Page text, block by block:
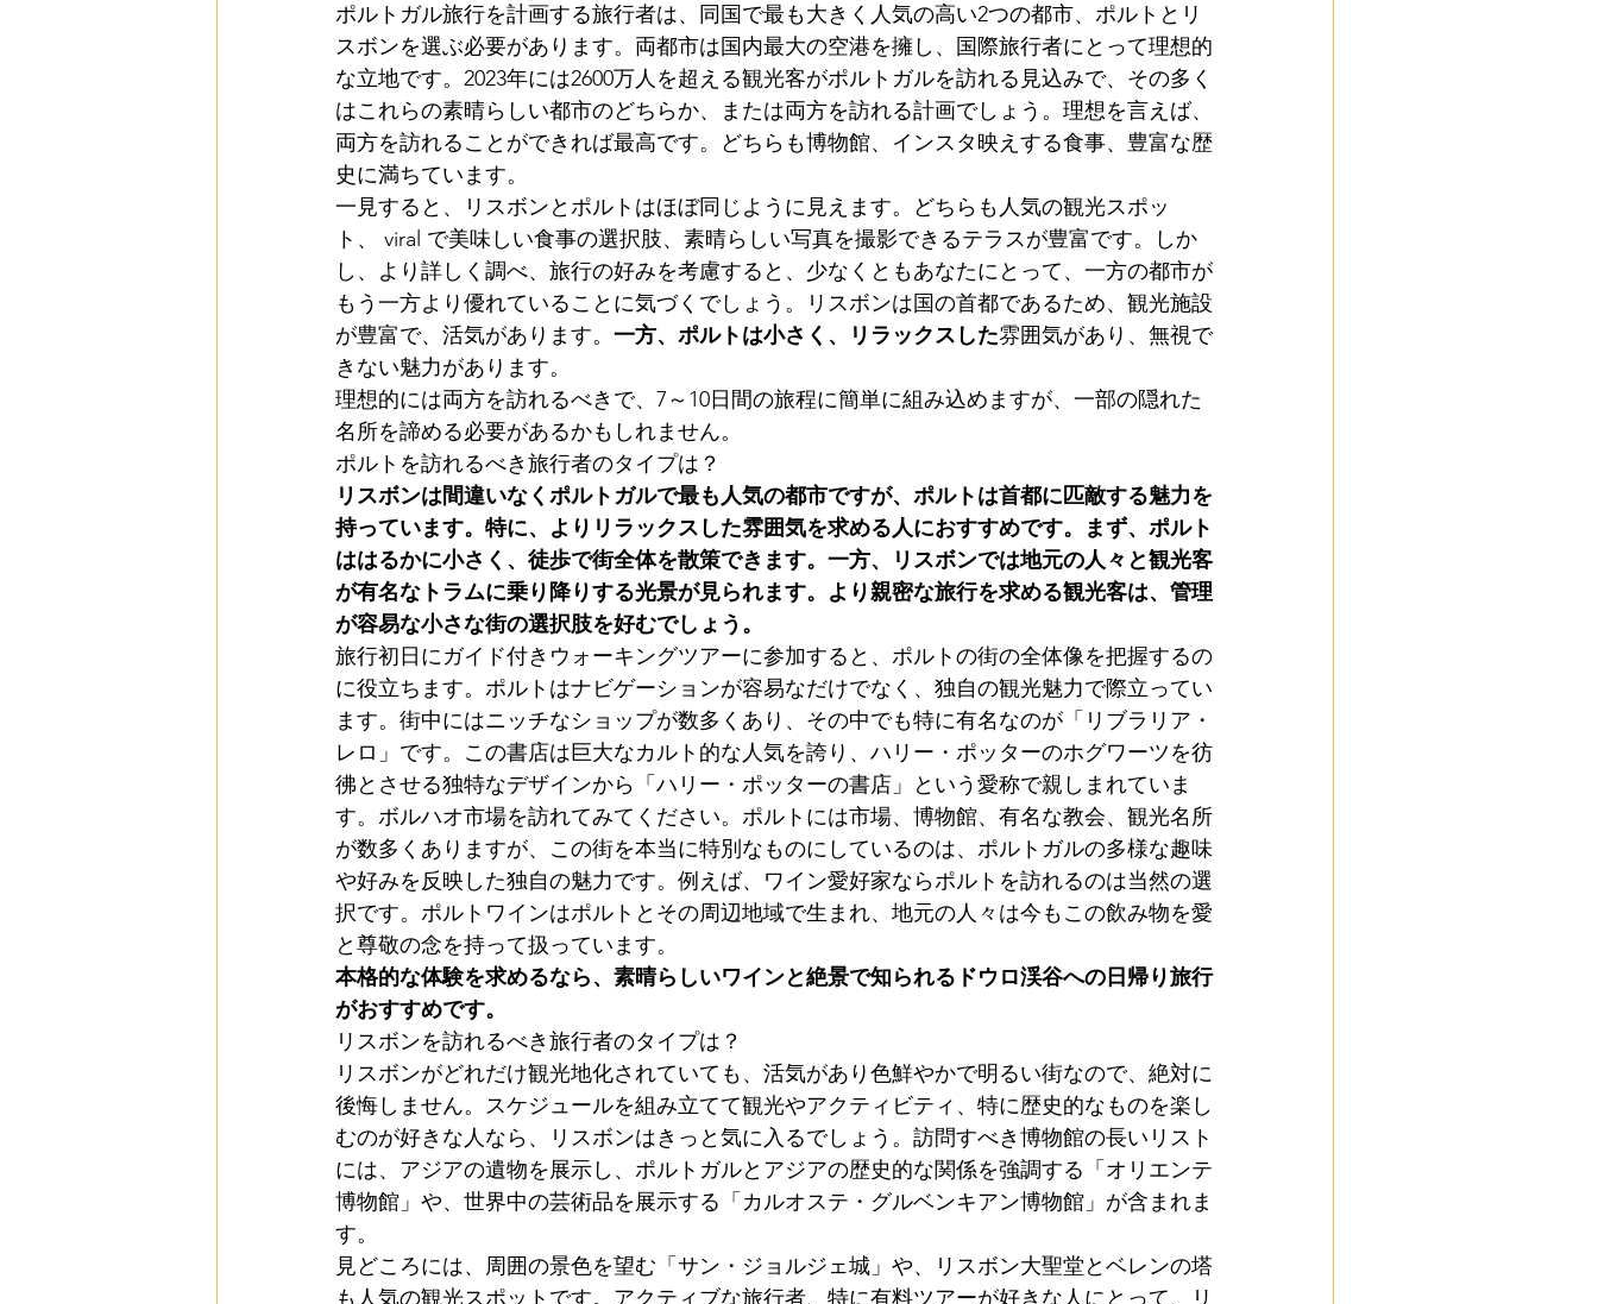
ポルト 国際的な訪問者 (Porto International Vi 家族と子供 (Famílias e Crianças)
ポルトプライベートツアー (Porto private tour ) トレイルと散策 (Toreiru to Sansaku) (Trilh
典型的なポルトガル料理 (Tenkeiteki na Porutoga ポルトガル料理 (Cozinha Portuguesa)
ポルトの美食の(Delícias culinárias) 美食体験 (Experiências Gastronómicas)
歴史的な教会 (Rekishi-teki na Kyōkai) ポルトのクリスマス (Poruto no Kurisumasu)
"大晦日" (Passagem do Ano) ポルトガルのユニコーン (Unicórnios portugueses
居酒屋とタスカス (Taberns e Tascas) テラスバー (Terasu Bā) ポルトの公共交通機関
ドウロ渓谷 ワインテイスティング ワイン プライベートツアー
ポルトガル旅行を計画する旅行者は、同国で最も大きく人気の高い2つの都市、ポルトとリ
スボンを選ぶ必要があります。両都市は国内最大の空港を擁し、国際旅行者にとって理想的
な立地です。2023年には2600万人を超える観光客がポルトガルを訪れる見込みで、その多く
はこれらの素晴らしい都市のどちらか、または両方を訪れる計画でしょう。理想を言えば、
両方を訪れることができれば最高です。どちらも博物館、インスタ映えする食事、豊富な歴
史に満ちています。
一見すると、リスボンとポルトはほぼ同じように見えます。どちらも人気の観光スポッ
ト、 viral で美味しい食事の選択肢、素晴らしい写真を撮影できるテラスが豊富です。しか
し、より詳しく調べ、旅行の好みを考慮すると、少なくともあなたにとって、一方の都市が
もう一方より優れていることに気づくでしょう。リスボンは国の首都であるため、観光施設
が豊富で、活気があります。 一方、ポルトは小さく、リラックスした雰囲気があり、無視で
きない魅力があります。
理想的には両方を訪れるべきで、7～10日間の旅程に簡単に組み込めますが、一部の隠れた
名所を諦める必要があるかもしれません。
ポルトを訪れるべき旅行者のタイプは？
リスボンは間違いなくポルトガルで最も人気の都市ですが、ポルトは首都に匹敵する魅力を
持っています。特に、よりリラックスした雰囲気を求める人におすすめです。まず、ポルト
ははるかに小さく、徒歩で街全体を散策できます。一方、リスボンでは地元の人々と観光客
が有名なトラムに乗り降りする光景が見られます。より親密な旅行を求める観光客は、管理
が容易な小さな街の選択肢を好むでしょう。
旅行初日にガイド付きウォーキングツアーに参加すると、ポルトの街の全体像を把握するの
に役立ちます。ポルトはナビゲーションが容易なだけでなく、独自の観光魅力で際立ってい
ます。街中にはニッチなショップが数多くあり、その中でも特に有名なのが「リブラリア・
レロ」です。この書店は巨大なカルト的な人気を誇り、ハリー・ポッターのホグワーツを彷
彿とさせる独特なデザインから「ハリー・ポッターの書店」という愛称で親しまれていま
す。ボルハオ市場を訪れてみてください。ポルトには市場、博物館、有名な教会、観光名所
が数多くありますが、この街を本当に特別なものにしているのは、ポルトガルの多様な趣味
や好みを反映した独自の魅力です。例えば、ワイン愛好家ならポルトを訪れるのは当然の選
択です。ポルトワインはポルトとその周辺地域で生まれ、地元の人々は今もこの飲み物を愛
と尊敬の念を持って扱っています。
本格的な体験を求めるなら、素晴らしいワインと絶景で知られるドウロ渓谷への日帰り旅行
がおすすめです。
リスボンを訪れるべき旅行者のタイプは？
リスボンがどれだけ観光地化されていても、活気があり色鮮やかで明るい街なので、絶対に
後悔しません。スケジュールを組み立てて観光やアクティビティ、特に歴史的なものを楽し
むのが好きな人なら、リスボンはきっと気に入るでしょう。訪問すべき博物館の長いリスト
には、アジアの遺物を展示し、ポルトガルとアジアの歴史的な関係を強調する「オリエンテ
博物館」や、世界中の芸術品を展示する「カルオステ・グルベンキアン博物館」が含まれま
す。
見どころには、周囲の景色を望む「サン・ジョルジェ城」や、リスボン大聖堂とベレンの塔
も人気の観光スポットです。アクティブな旅行者、特に有料ツアーが好きな人にとって、リ